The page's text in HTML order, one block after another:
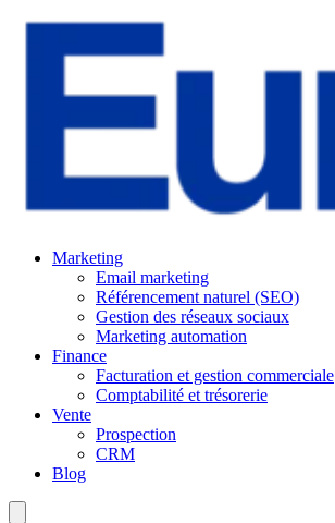
Marketing
Email marketing
Référencement naturel (SEO)
Gestion des réseaux sociaux
Marketing automation
Finance
Facturation et gestion commerciale
Comptabilité et trésorerie
Vente
Prospection
CRM
Blog